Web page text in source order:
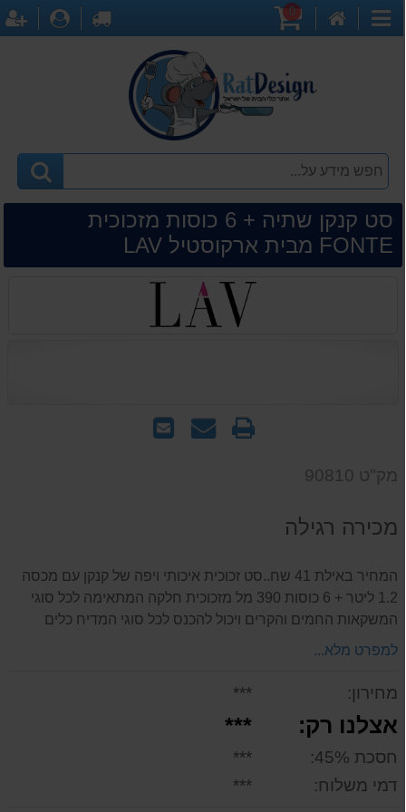
קטגוריות
0
לקופה
סט קנקן שתיה + 6 כוסות מזכוכית
FONTE מבית ארקוסטיל LAV
שלח
שאל
מק"ט 90810
מכירה רגילה
המחיר באילת 41 שח..סט זכוכית איכותי ויפה של קנקן עם מכסה
1.2 ליטר + 6 כוסות 390 מל מזכוכית חלקה המתאימה לכל סוגי
המשקאות החמים והקרים ויכול להכנס לכל סוגי המדיח כלים
למפרט מלא...
מחירון: ***
אצלנו רק: ***
חסכת 45%:
***
דמי משלוח:
***